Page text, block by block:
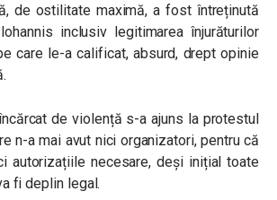
de ostilitate maximă, a fost întreținută
inclusiv legitimarea înjurăturilor
care le-a calificat, absurd, drept opinie
de violență s-a ajuns la protestul
n-a mai avut nici organizatori, pentru că
autorizațiile necesare, deși inițial toate
fi deplin legal.